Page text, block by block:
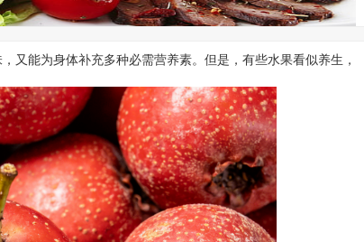
又能为身体补充多种必需营养素。但是，有些水果看似养生，